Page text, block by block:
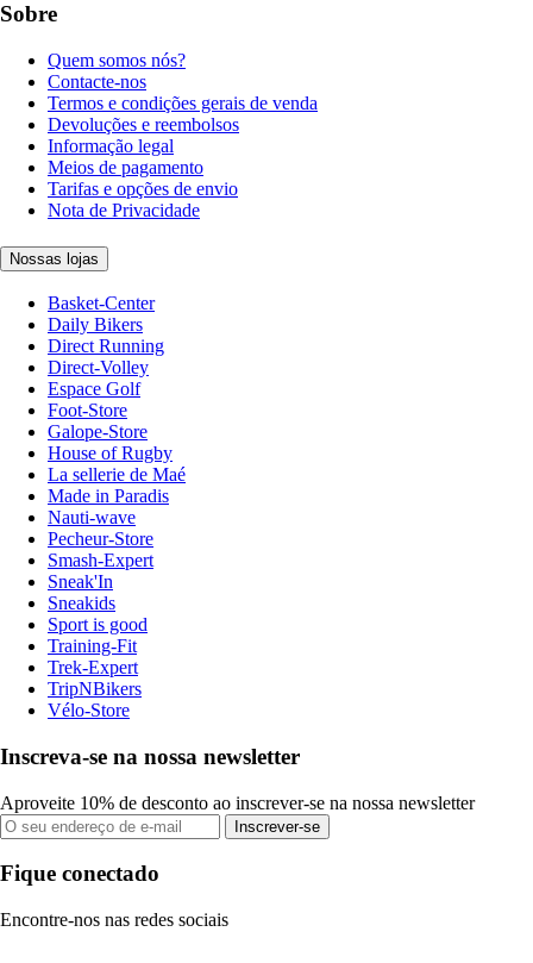
Sobre
Quem somos nós?
Contacte-nos
Termos e condições gerais de venda
Devoluções e reembolsos
Informação legal
Meios de pagamento
Tarifas e opções de envio
Nota de Privacidade
Nossas lojas
Basket-Center
Daily Bikers
Direct Running
Direct-Volley
Espace Golf
Foot-Store
Galope-Store
House of Rugby
La sellerie de Maé
Made in Paradis
Nauti-wave
Pecheur-Store
Smash-Expert
Sneak'In
Sneakids
Sport is good
Training-Fit
Trek-Expert
TripNBikers
Vélo-Store
Inscreva-se na nossa newsletter
Aproveite 10% de desconto ao inscrever-se na nossa newsletter
Inscrever-se
Fique conectado
Encontre-nos nas redes sociais